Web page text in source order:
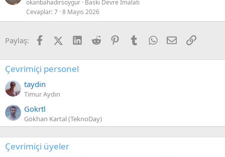
okanbahadirsoygur Baskı Devre İmalatı
Cevaplar 7 8 Mayıs 2026
Paylaş: FacebookX (Twitter)
LinkedIn
Reddit PinterestTumblrWhatsApp
E-postaLink
Çevrimiçi personel
taydin
Timur Aydın
Gokrtl
Gökhan Kartal (TeknoDay)
Çevrimiçi üyeler